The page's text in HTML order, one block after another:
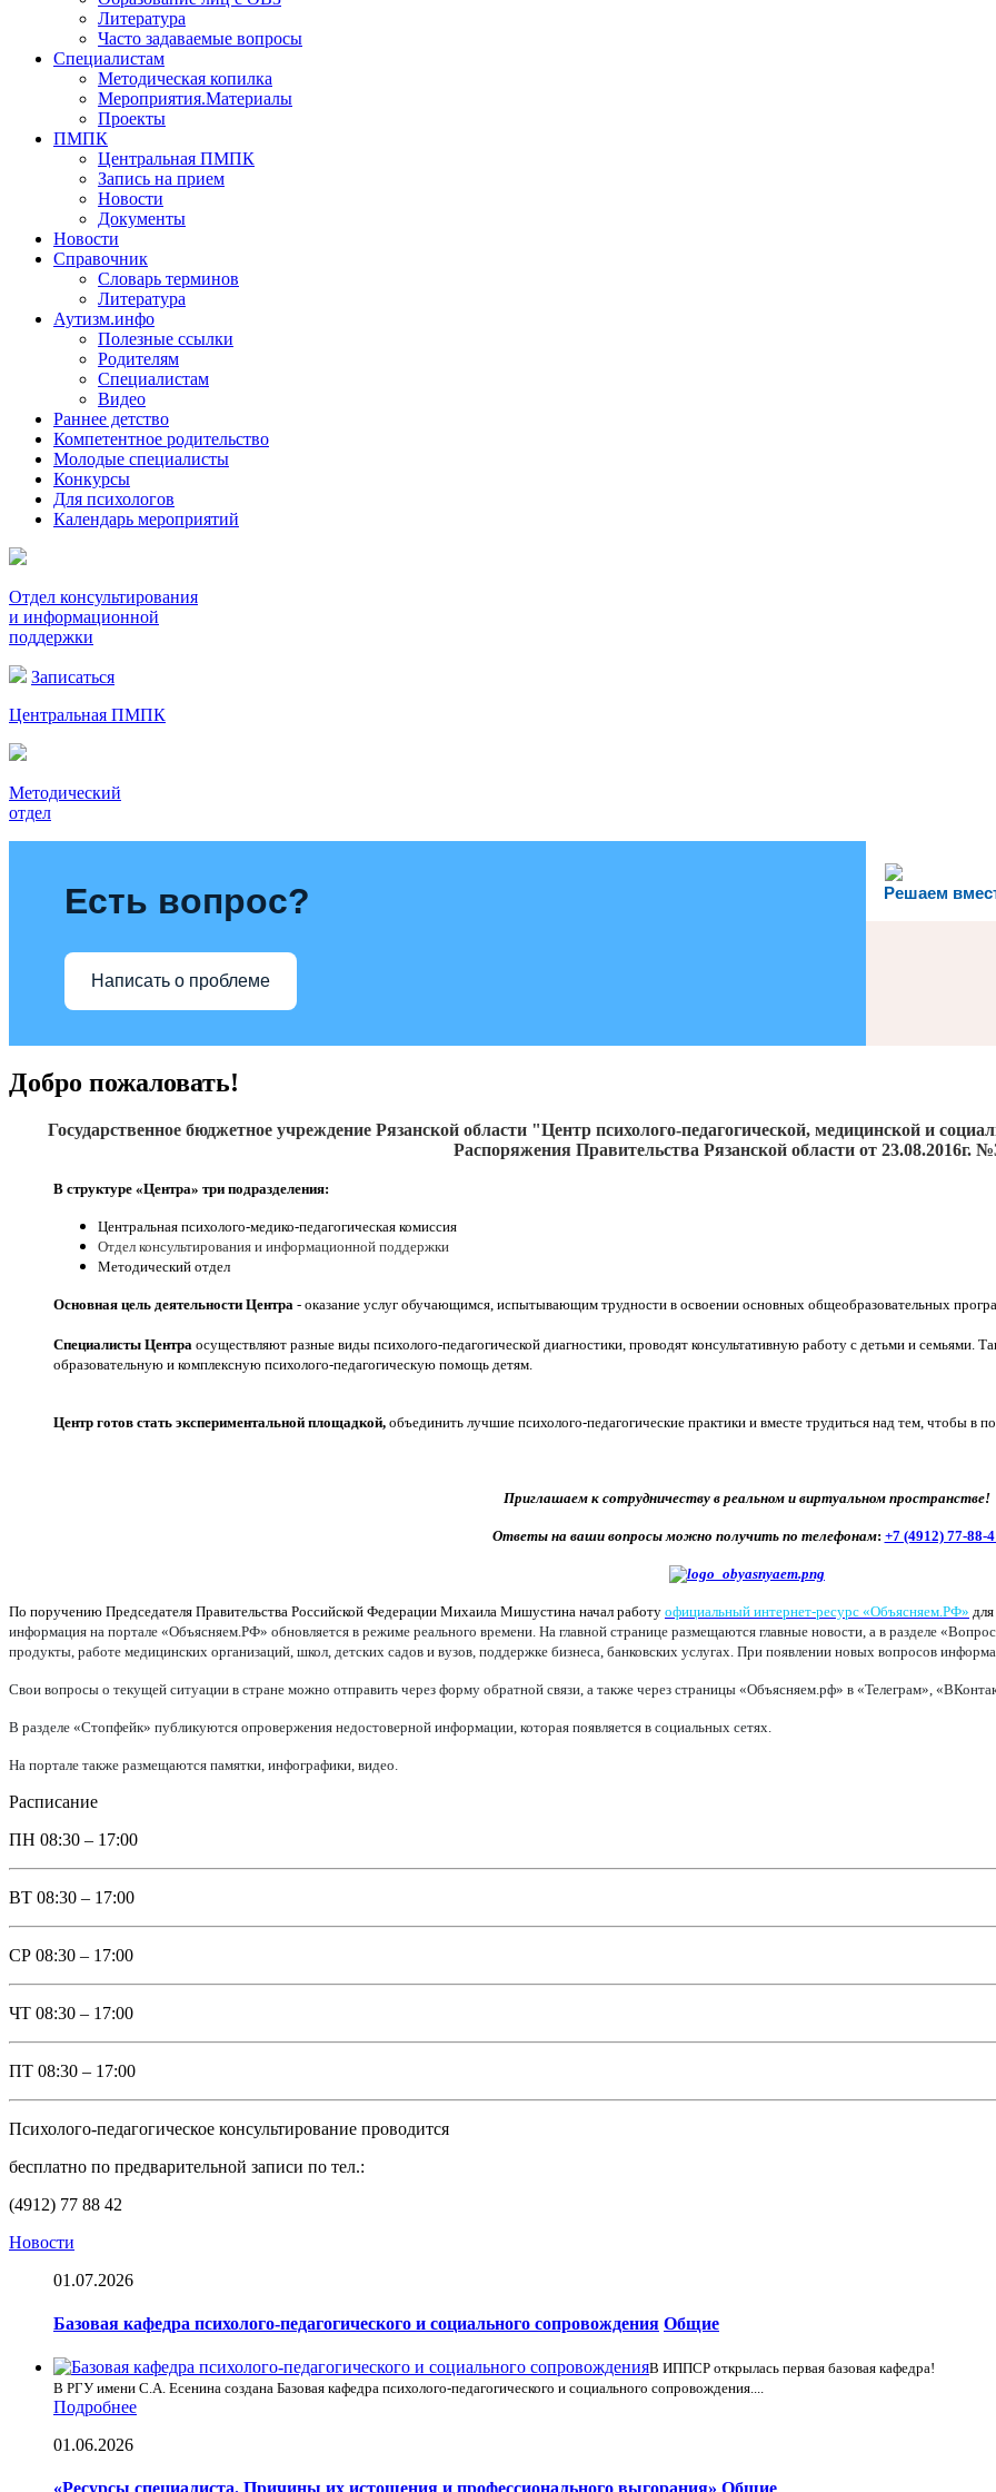
Литература
Часто задаваемые вопросы
Специалистам
Методическая копилка
Мероприятия.Материалы
Проекты
ПМПК
Центральная ПМПК
Запись на прием
Новости
Документы
Новости
Справочник
Словарь терминов
Литература
Аутизм.инфо
Полезные ссылки
Родителям
Специалистам
Видео
Раннее детство
Компетентное родительство
Молодые специалисты
Конкурсы
Для психологов
Календарь мероприятий
Отдел консультирования
и информационной
поддержки
Записаться
Центральная ПМПК
Методический
отдел
Решаем
Есть вопрос?
Написать о проблеме
Добро пожаловать!
Государственное бюджетное учреждение Рязанской области "Центр психолого-педагогической, медицинской и
Распоряжения Правительства Рязанской области от 23.08.2016г.
В структуре «Центра» три подразделения:
Центральная психолого-медико-педагогическая комиссия
Отдел консультирования и информационной поддержки
Методический отдел
Основная цель деятельности Центра - оказание услуг обучающимся, испытывающим трудности в освоении основных общеобразовательных
Специалисты Центра осуществляют разные виды психолого-педагогической диагностики, проводят консультативную работу с детьми и
образовательную и комплексную психолого-педагогическую помощь детям.
Центр готов стать экспериментальной площадкой, объединить лучшие психолого-педагогические практики и вместе трудиться над тем, чтобы в
Приглашаем к сотрудничеству в реальном и виртуальном пространстве!
Ответы на ваши вопросы можно получить по телефонам: +7 (4912) 77-88-
По поручению Председателя Правительства Российской Федерации Михаила Мишустина начал работу официальный интернет-ресурс «Объясняем.РФ»
информация на портале «Объясняем.РФ» обновляется в режиме реального времени. На главной странице размещаются главные новости, а в разделе
продукты, работе медицинских организаций, школ, детских садов и вузов, поддержке бизнеса, банковских услугах. При появлении новых вопросов
Свои вопросы о текущей ситуации в стране можно отправить через форму обратной связи, а также через страницы «Объясняем.рф» в «Телеграм»,
В разделе «Стопфейк» публикуются опровержения недостоверной информации, которая появляется в социальных сетях.
На портале также размещаются памятки, инфографики, видео.
Расписание
ПН 08:30 – 17:00
ВТ 08:30 – 17:00
СР 08:30 – 17:00
ЧТ 08:30 – 17:00
ПТ 08:30 – 17:00
Психолого-педагогическое консультирование проводится
бесплатно по предварительной записи по тел.:
(4912) 77 88 42
Новости
01.07.2026
Базовая кафедра психолого-педагогического и социального сопровождения Общие
В ИППСР открылась первая базовая кафедра!
В РГУ имени С.А. Есенина создана Базовая кафедра психолого-педагогического и социального сопровождения....
Подробнее
01.06.2026